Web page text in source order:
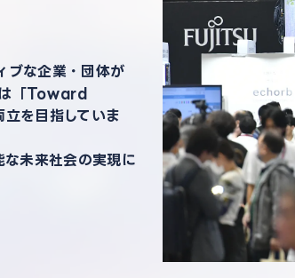
ブな企業・団体が
は「Toward
を目指していま
未来社会の実現に